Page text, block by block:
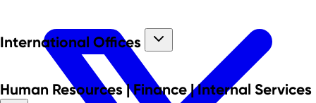
International Offices
Human Resources | Finance | Internal Services